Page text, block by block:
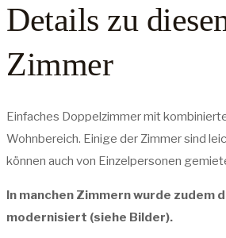
Details zu
Zimmer
Einfaches Doppelzimmer mit
Wohnbereich. Einige der Zimmer sind
können auch von Einzelpersonen
In manchen Zimmern wurde zudem
modernisiert (siehe Bilder).